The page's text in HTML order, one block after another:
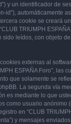
y un identificador de
id”), automáticamente
cookie se creará
TRIUMPH
sido leídos, con objeto
externas al
ESPAÑA Foro”, las
que solamente se
La segunda vía
es mediante lo que
como usuario anónimo
en “CLUB
y mensajes